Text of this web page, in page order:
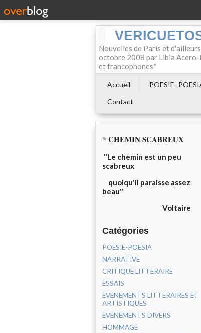
Nouvelles de Paris et
octobre 2008 par Libia Acero-
et francophones*
Accueil POESIE-
Contact
* CHEMIN SCABREUX
"Le chemin est un peu
scabreux
quoiqu'il paraisse assez
beau"
Voltaire
Catégories
POESIE-POESIA
NARRATIVE
CRITIQUE LITTERAIRE
ESSAIS
EVENEMENTS LITTERAIRES ET
ARTISTIQUES
EVENEMENTS DIVERS
HOMMAGE